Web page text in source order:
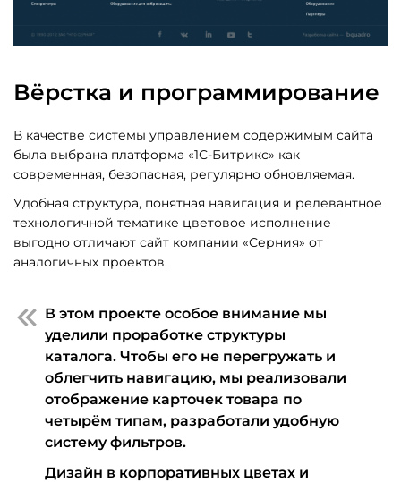
Вёрстка и программирование
В качестве системы управлением содержимым сайта
была выбрана платформа «1С-Битрикс» как
современная, безопасная, регулярно обновляемая.
Удобная структура, понятная навигация и релевантное
технологичной тематике цветовое исполнение
выгодно отличают сайт компании «Серния» от
аналогичных проектов.
В этом проекте особое внимание мы
уделили проработке структуры
каталога. Чтобы его не перегружать и
облегчить навигацию, мы реализовали
отображение карточек товара по
четырём типам, разработали удобную
систему фильтров.
Дизайн в корпоративных цветах и